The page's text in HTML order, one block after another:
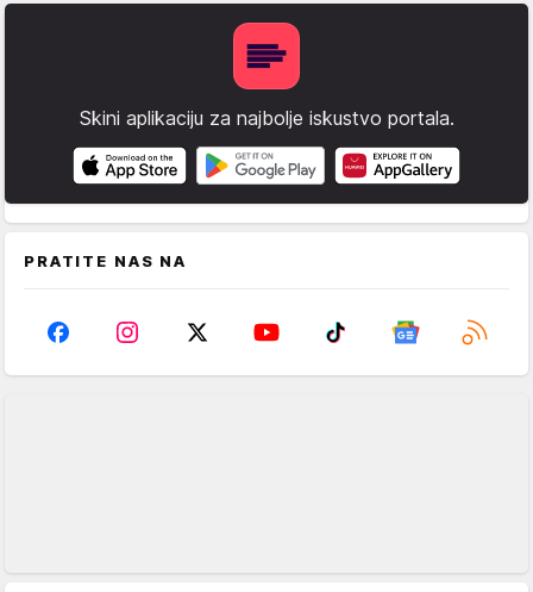
Skini aplikaciju za najbolje iskustvo portala.
PRATITE NAS NA